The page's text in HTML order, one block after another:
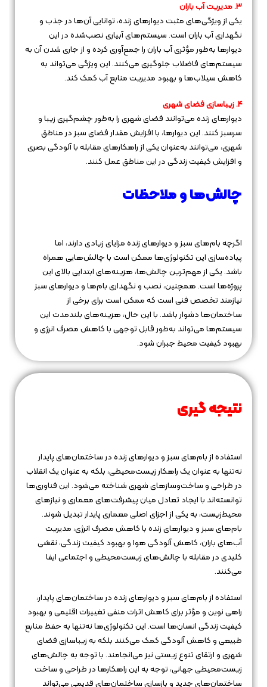
3. مدیریت آب باران
یکی از ویژگی‌های مثبت دیوارهای زنده، توانایی آن‌ها در جذب و
نگهداری آب باران است. سیستم‌های آبیاری نصب‌شده در این
دیوارها به‌طور مؤثری آب باران را جمع‌آوری کرده و از جاری شدن آن به
سیستم‌های فاضلاب جلوگیری می‌کنند. این ویژگی می‌تواند به
کاهش سیلاب‌ها و بهبود مدیریت منابع آب کمک کند.
4. زیباسازی فضای شهری
دیوارهای زنده می‌توانند فضای شهری را به‌طور چشم‌گیری زیبا و
سرسبز کنند. این دیوارها، با افزایش مقدار فضای سبز در مناطق
شهری، می‌توانند به‌عنوان یکی از راهکارهای مقابله با آلودگی بصری
و افزایش کیفیت زندگی در این مناطق عمل کنند.
چالش‌ها و ملاحظات
اگرچه بام‌های سبز و دیوارهای زنده مزایای زیادی دارند، اما
پیاده‌سازی این تکنولوژی‌ها ممکن است با چالش‌هایی همراه
باشد. یکی از مهم‌ترین چالش‌ها، هزینه‌های ابتدایی بالای این
پروژه‌ها است. همچنین، نصب و نگهداری بام‌ها و دیوارهای سبز
نیازمند تخصص فنی است که ممکن است برای برخی از
ساختمان‌ها دشوار باشد. با این حال، هزینه‌های بلندمدت این
سیستم‌ها می‌تواند به‌طور قابل توجهی با کاهش مصرف انرژی و
بهبود کیفیت محیط جبران شود.
نتیجه‌ گیری
استفاده از بام‌های سبز و دیوارهای زنده در ساختمان‌های پایدار
نه‌تنها به عنوان یک راهکار زیست‌محیطی، بلکه به عنوان یک انقلاب
در طراحی و ساخت‌وسازهای شهری شناخته می‌شود. این فناوری‌ها
توانسته‌اند با ایجاد تعادل میان پیشرفت‌های معماری و نیازهای
محیط‌زیست، به یکی از اجزای اصلی معماری پایدار تبدیل شوند.
بام‌های سبز و دیوارهای زنده با کاهش مصرف انرژی، مدیریت
آب‌های باران، کاهش آلودگی هوا و بهبود کیفیت زندگی، نقشی
کلیدی در مقابله با چالش‌های زیست‌محیطی و اجتماعی ایفا
می‌کنند.
استفاده از بام‌های سبز و دیوارهای زنده در ساختمان‌های پایدار،
راهی نوین و مؤثر برای کاهش اثرات منفی تغییرات اقلیمی و بهبود
کیفیت زندگی انسان‌ها است. این تکنولوژی‌ها نه‌تنها به حفظ منابع
طبیعی و کاهش آلودگی کمک می‌کنند بلکه به زیباسازی فضای
شهری و ارتقای تنوع زیستی نیز می‌انجامند. با توجه به چالش‌های
زیست‌محیطی جهانی، توجه به این راهکارها در طراحی و ساخت
ساختمان‌های جدید و بازسازی ساختمان‌های قدیمی می‌تواند